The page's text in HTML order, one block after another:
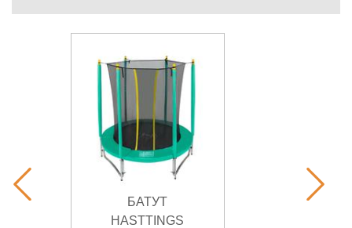
БАТУТ
HASTTINGS